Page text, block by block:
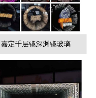
嘉定千层镜深渊镜玻璃